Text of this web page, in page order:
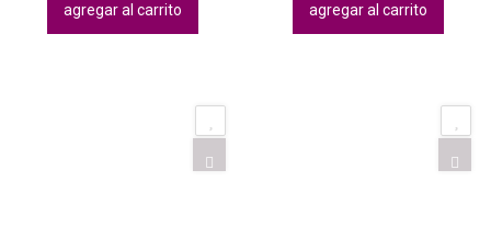
agregar al carrito agregar al carrito